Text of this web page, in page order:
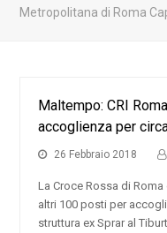
Metropolitana di Roma
Maltempo: CRI
accoglienza per
26 Febbraio 2018
La Croce Rossa di
altri 100 posti per
struttura ex Sprar al